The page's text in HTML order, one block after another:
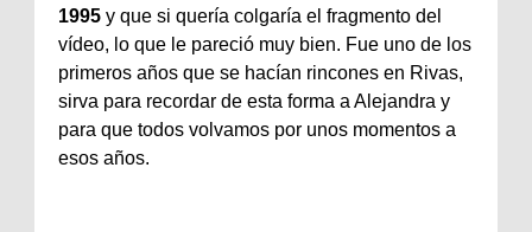
1995 y que si quería colgaría el fragmento del
vídeo, lo que le pareció muy bien. Fue uno de los
primeros años que se hacían rincones en Rivas,
sirva para recordar de esta forma a Alejandra y
para que todos volvamos por unos momentos a
esos años.